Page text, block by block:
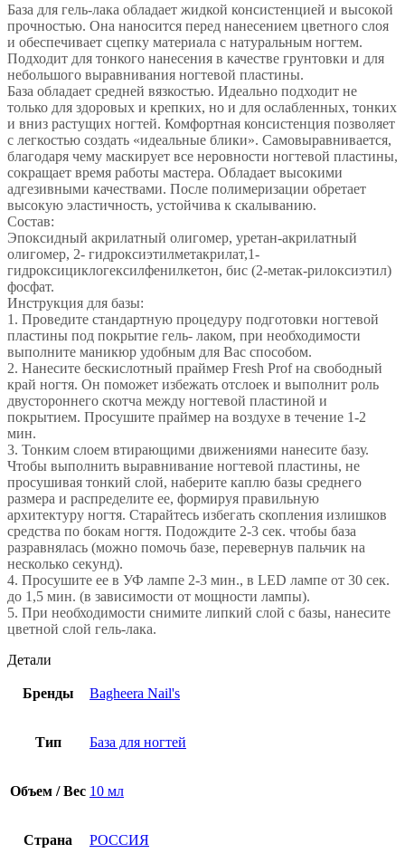
База для гель-лака обладает жидкой консистенцией и высокой
прочностью. Она наносится перед нанесением цветного слоя
и обеспечивает сцепку материала с натуральным ногтем.
Подходит для тонкого нанесения в качестве грунтовки и для
небольшого выравнивания ногтевой пластины.
База обладает средней вязкостью. Идеально подходит не
только для здоровых и крепких, но и для ослабленных, тонких
и вниз растущих ногтей. Комфортная консистенция позволяет
с легкостью создать «идеальные блики». Самовыравнивается,
благодаря чему маскирует все неровности ногтевой пластины,
сокращает время работы мастера. Обладает высокими
адгезивными качествами. После полимеризации обретает
высокую эластичность, устойчива к скалыванию.
Состав:
Эпоксидный акрилатный олигомер, уретан-акрилатный
олигомер, 2- гидроксиэтилметакрилат,1-
гидроксициклогексилфенилкетон, бис (2-метак-рилоксиэтил)
фосфат.
Инструкция для базы:
1. Проведите стандартную процедуру подготовки ногтевой
пластины под покрытие гель- лаком, при необходимости
выполните маникюр удобным для Вас способом.
2. Нанесите бескислотный праймер Fresh Prof на свободный
край ногтя. Он поможет избежать отслоек и выполнит роль
двустороннего скотча между ногтевой пластиной и
покрытием. Просушите праймер на воздухе в течение 1-2
мин.
3. Тонким слоем втирающими движениями нанесите базу.
Чтобы выполнить выравнивание ногтевой пластины, не
просушивая тонкий слой, наберите каплю базы среднего
размера и распределите ее, формируя правильную
архитектуру ногтя. Старайтесь избегать скопления излишков
средства по бокам ногтя. Подождите 2-3 сек. чтобы база
разравнялась (можно помочь базе, перевернув пальчик на
несколько секунд).
4. Просушите ее в УФ лампе 2-3 мин., в LED лампе от 30 сек.
до 1,5 мин. (в зависимости от мощности лампы).
5. При необходимости снимите липкий слой с базы, нанесите
цветной слой гель-лака.
Детали
Бренды Bagheera Nail's
Тип База для ногтей
Объем / Вес 10 мл
Страна РОССИЯ